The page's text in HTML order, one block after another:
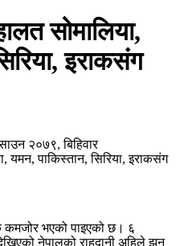
सोमालिया,
इराकसंग
२०७९, बिहिवार
कमजोर भएको पाइएको छ। ६
नेपालको राहदानी अहिले झन्